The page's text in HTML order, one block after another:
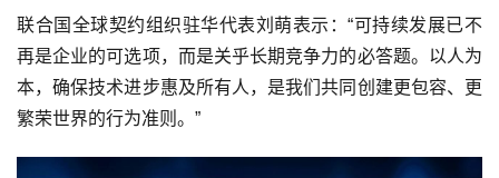
联合国全球契约组织驻华代表刘萌表示：“可持续发展已不
再是企业的可选项，而是关乎长期竞争力的必答题。以人为
本，确保技术进步惠及所有人，是我们共同创建更包容、更
繁荣世界的行为准则。”